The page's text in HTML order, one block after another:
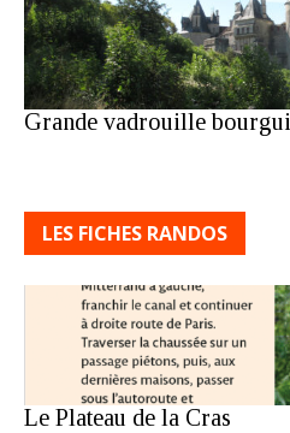
Grande vadrouille
LES FICHES RANDOS
Le Plateau de la Cras